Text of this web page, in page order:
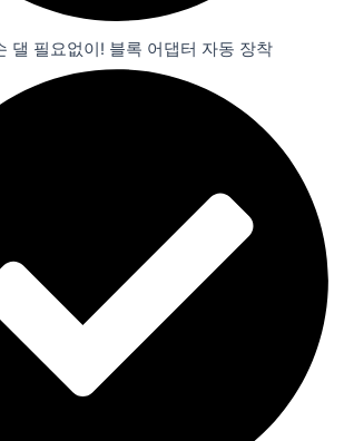
댈 필요없이! 블록 어댑터 자동 장착